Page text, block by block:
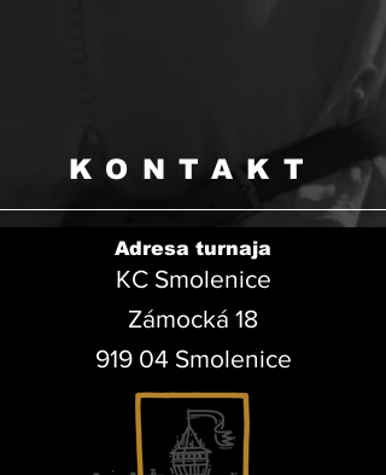
KONTAKT
Adresa turnaja
KC Smolenice
Zámocká 18
919 04 Smolenice